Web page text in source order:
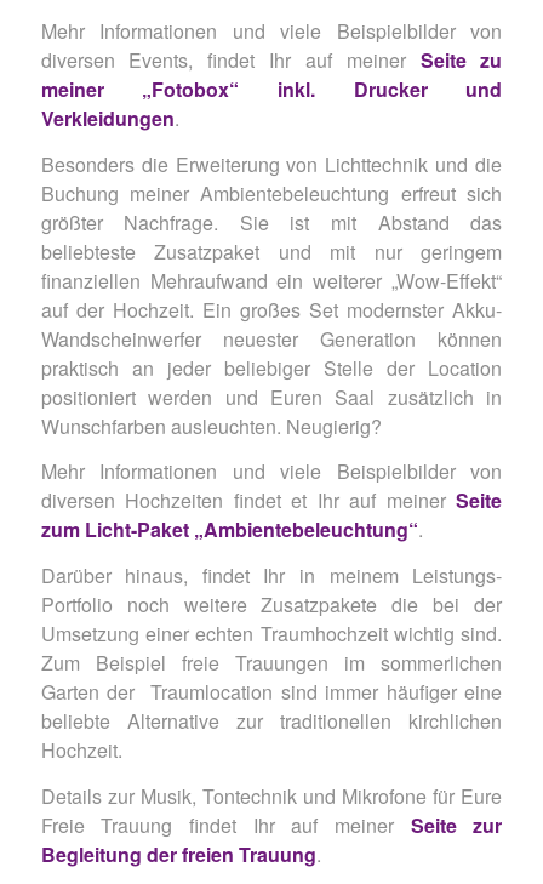
Mehr Informationen und viele Beispielbilder von
diversen Events, findet Ihr auf meiner Seite zu
meiner „Fotobox“ inkl. Drucker und
Verkleidungen.
Besonders die Erweiterung von Lichttechnik und die
Buchung meiner Ambientebeleuchtung erfreut sich
größter Nachfrage. Sie ist mit Abstand das
beliebteste Zusatzpaket und mit nur geringem
finanziellen Mehraufwand ein weiterer „Wow-Effekt“
auf der Hochzeit. Ein großes Set modernster Akku-
Wandscheinwerfer neuester Generation können
praktisch an jeder beliebiger Stelle der Location
positioniert werden und Euren Saal zusätzlich in
Wunschfarben ausleuchten. Neugierig?
Mehr Informationen und viele Beispielbilder von
diversen Hochzeiten findet et Ihr auf meinerSeite
zum Licht-Paket „Ambientebeleuchtung“.
Darüber hinaus, findet Ihr in meinem Leistungs-
Portfolio noch weitere Zusatzpakete die bei der
Umsetzung einer echten Traumhochzeit wichtig sind.
Zum Beispiel freie Trauungen im sommerlichen
Garten der Traumlocation sind immer häufiger eine
beliebte Alternative zur traditionellen kirchlichen
Hochzeit.
Details zur Musik, Tontechnik und Mikrofone für Eure
Freie Trauung findet Ihr auf meiner Seite zur
Begleitung der freien Trauung.